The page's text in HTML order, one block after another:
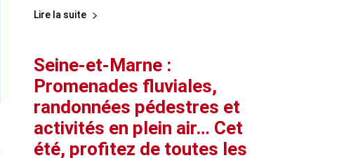
Lire la suite
Seine-et-Marne :
Promenades fluviales,
randonnées pédestres et
activités en plein air… Cet
été, profitez de toutes les